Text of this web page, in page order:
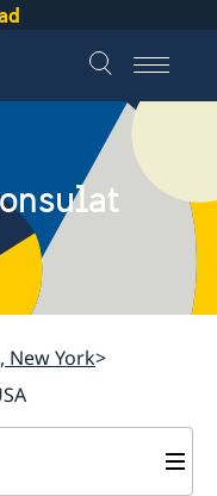
New York